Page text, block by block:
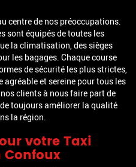
centre de nos préoccupations.
sont équipés de toutes les
la climatisation, des sièges
les bagages. Chaque course
de sécurité les plus strictes,
et sereine pour tous les
clients à nous faire part de
toujours améliorer la qualité
la région.
votreTaxi